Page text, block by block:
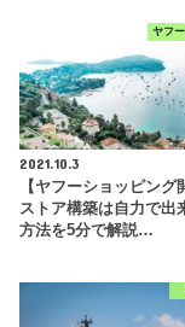
ヤフ
2021.10.3
【ヤフーショッピング
ストア構築は自力で出
方法を5分で解説…